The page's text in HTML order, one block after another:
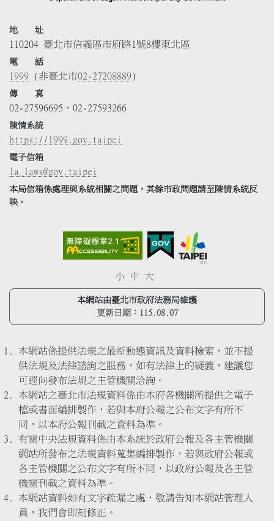
地 址
110204 臺北市信義區市府路1號8樓東北區
電 話
1999 (非臺北市02-27208889)
傳 真
02-27596695、02-27593266
陳情系統
https://1999.gov.taipei
電子信箱
la_laws@gov.taipei
本局信箱係處理與系統相關之問題，其餘市政問題請至陳情系統反
映。
小 中 大
本網站由臺北市政府法務局維護
更新日期： 115.08.07
本網站係提供法規之最新動態資訊及資料檢索，並不提
供法規及法律諮詢之服務，如有法律上的疑義，建議您
可逕向發布法規之主管機關洽詢。
本網站之臺北市法規資料係由本府各機關所提供之電子
檔或書面編排製作，若與本府公報之公布文字有所不
同，以本府公報刊載之資料為準。
有關中央法規資料係由本系統於政府公報及各主管機關
網站所發布之法規資料蒐集編排製作，若與政府公報或
各主管機關之公布文字有所不同，以政府公報及各主管
機關刊載之資料為準。
本網站資料如有文字疏漏之處，敬請告知本網站管理人
員，我們會即刻修正。